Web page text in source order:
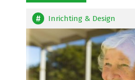
Inrichting & Design